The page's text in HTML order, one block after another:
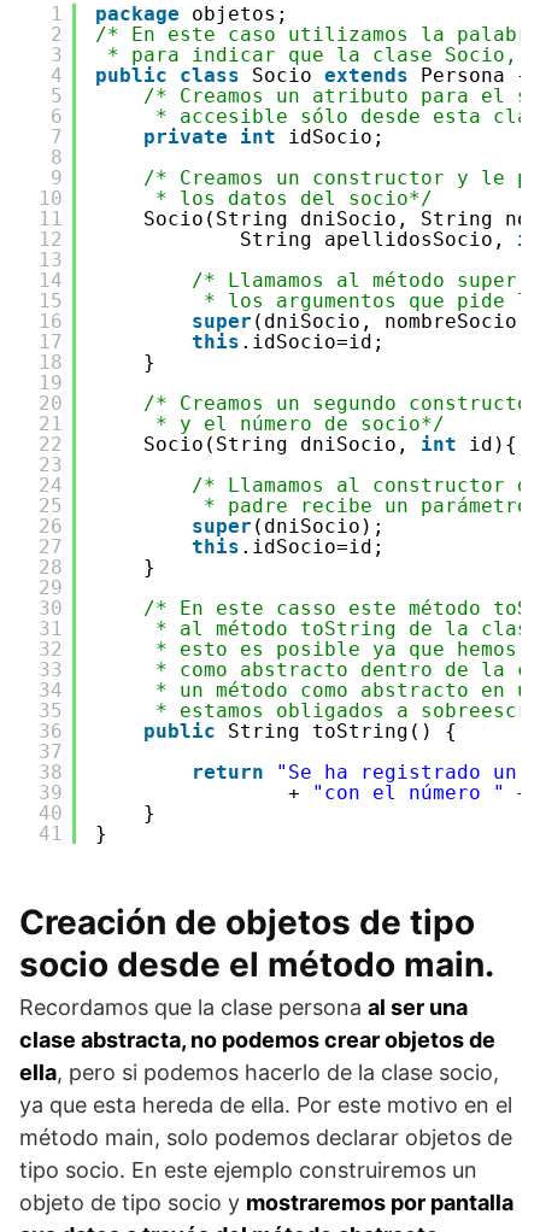
1
2
3
4
5
6
7
8
9
10
11
12
13
14
15
16
17
18
19
20
21
22
23
24
25
26
27
28
29
30
31
32
33
34
35
36
37
38
39
40
41
package
objetos;
/* En este caso utilizamos la palabra
* para indicar que la clase Socio,
public
class Socio extends
Persona {
/* Creamos un atributo para el
* accesible sólo desde esta
private
int
idSocio;
/* Creamos un constructor y le
* los datos del socio*/
Socio(String dniSocio, String
String apellidosSocio,
/* Llamamos al método super
* los argumentos que pide
super (dniSocio,
this .idSocio=id;
}
/* Creamos un segundo
* y el número de socio*/
Socio(String dniSocio, int
id){
/* Llamamos al constructor
* padre recibe un
super (dniSocio);
this .idSocio=id;
}
/* En este casso este método
* al método toString de la
* esto es posible ya que hemos
* como abstracto dentro de la
* un método como abstracto en
* estamos obligados a
public
String toString() {
return
"Se ha registrado un
+
"con el número "
+
}
}
Creación de objetos de tipo
socio desde el método main.
Recordamos que la clase persona al ser una
clase abstracta, no podemos crear objetos de
ella, pero si podemos hacerlo de la clase socio,
ya que esta hereda de ella. Por este motivo en el
método main, solo podemos declarar objetos de
tipo socio. En este ejemplo construiremos un
objeto de tipo socio y mostraremos por pantalla